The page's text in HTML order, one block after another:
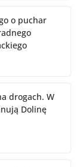
o puchar
drogach. W
Dolinę